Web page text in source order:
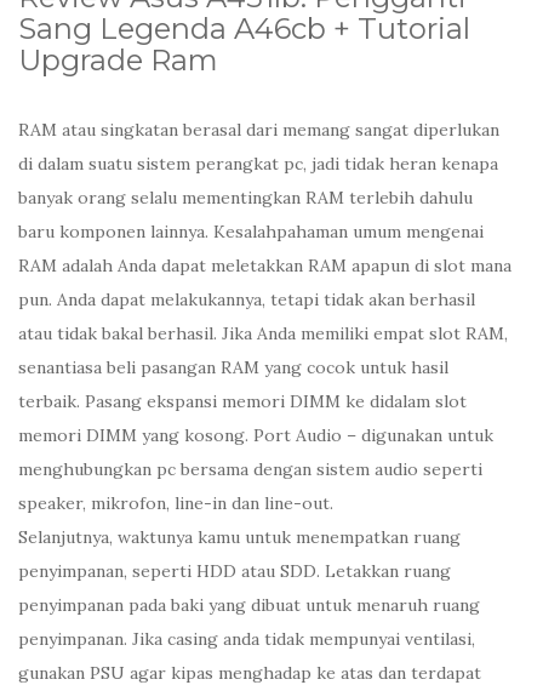
Sang Legenda A46cb + Tutorial
Upgrade Ram
RAM atau singkatan berasal dari memang sangat diperlukan
di dalam suatu sistem perangkat pc, jadi tidak heran kenapa
banyak orang selalu mementingkan RAM terlebih dahulu
baru komponen lainnya. Kesalahpahaman umum mengenai
RAM adalah Anda dapat meletakkan RAM apapun di slot mana
pun. Anda dapat melakukannya, tetapi tidak akan berhasil
atau tidak bakal berhasil. Jika Anda memiliki empat slot RAM,
senantiasa beli pasangan RAM yang cocok untuk hasil
terbaik. Pasang ekspansi memori DIMM ke didalam slot
memori DIMM yang kosong. Port Audio – digunakan untuk
menghubungkan pc bersama dengan sistem audio seperti
speaker, mikrofon, line-in dan line-out.
Selanjutnya, waktunya kamu untuk menempatkan ruang
penyimpanan, seperti HDD atau SDD. Letakkan ruang
penyimpanan pada baki yang dibuat untuk menaruh ruang
penyimpanan. Jika casing anda tidak mempunyai ventilasi,
gunakan PSU agar kipas menghadap ke atas dan terdapat